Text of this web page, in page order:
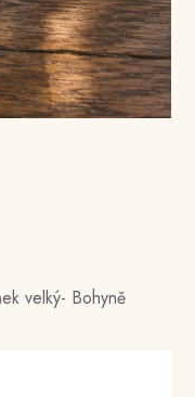
velký- Bohyně